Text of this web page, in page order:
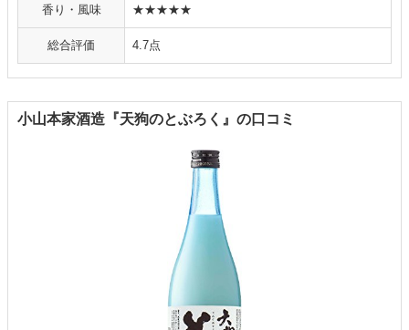
香り・風味 ★★★★★
総合評価 4.7点
小山本家酒造『天狗のとぶろく』の口コミ